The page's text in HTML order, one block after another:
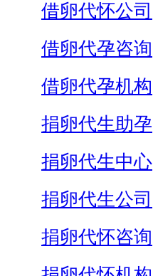
借卵代怀公司
借卵代孕咨询
借卵代孕机构
捐卵代生助孕
捐卵代生中心
捐卵代生公司
捐卵代怀咨询